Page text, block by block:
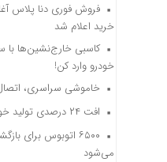
فروش فوری دنا پلاس
خرید اعلام شد
خودرو وارد کن!
خاموشی سراسری، اتصال
افت ۲۴ درصدی تولید خودرو در کشور
۶۵۰۰ اتوبوس برای
می‌شود